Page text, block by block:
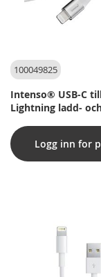
100049825
Intenso® USB-C
Lightning ladd-
m
Logg inn for